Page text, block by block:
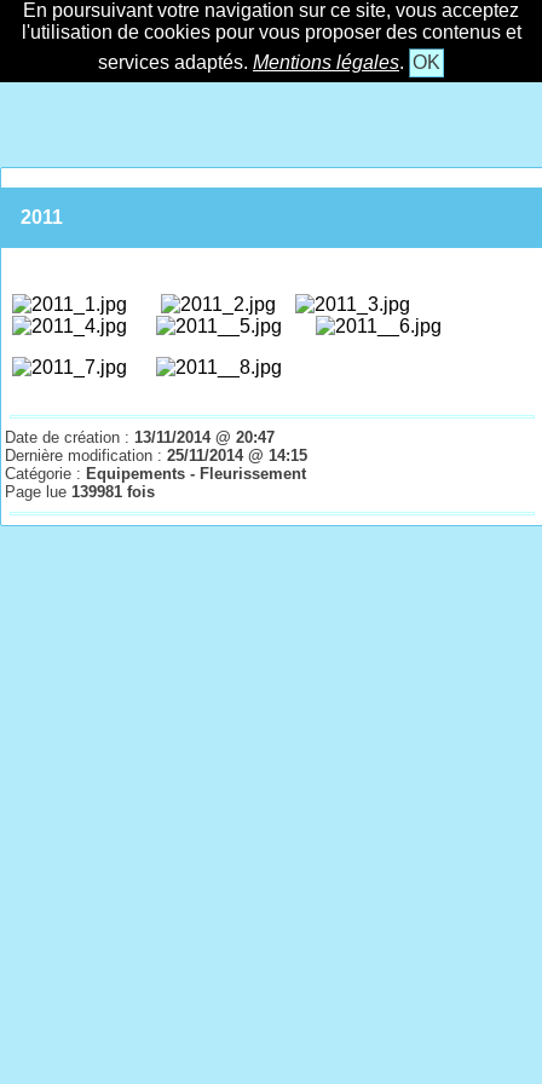
En poursuivant votre navigation sur ce site, vous acceptez
l'utilisation de cookies pour vous proposer des contenus et
services adaptés. Mentions légales. OK
2011
Date de création :13/11/2014 @ 20:47
Dernière modification :25/11/2014 @ 14:15
Catégorie : Equipements - Fleurissement
Page lue139981 fois